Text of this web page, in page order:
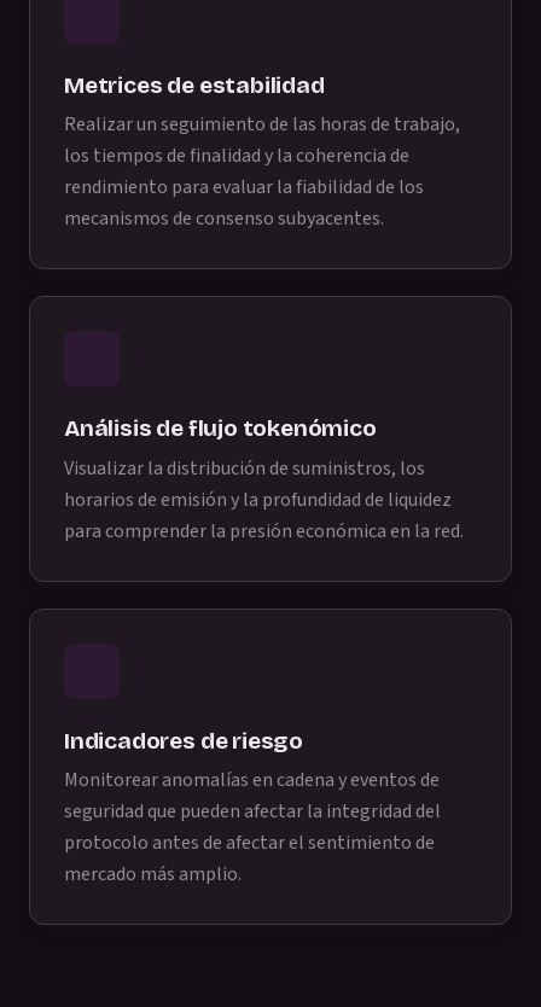
Metrices de estabilidad
Realizar un seguimiento de las horas de trabajo,
los tiempos de finalidad y la coherencia de
rendimiento para evaluar la fiabilidad de los
mecanismos de consenso subyacentes.
Análisis de flujo tokenómico
Visualizar la distribución de suministros, los
horarios de emisión y la profundidad de liquidez
para comprender la presión económica en la red.
Indicadores de riesgo
Monitorear anomalías en cadena y eventos de
seguridad que pueden afectar la integridad del
protocolo antes de afectar el sentimiento de
mercado más amplio.